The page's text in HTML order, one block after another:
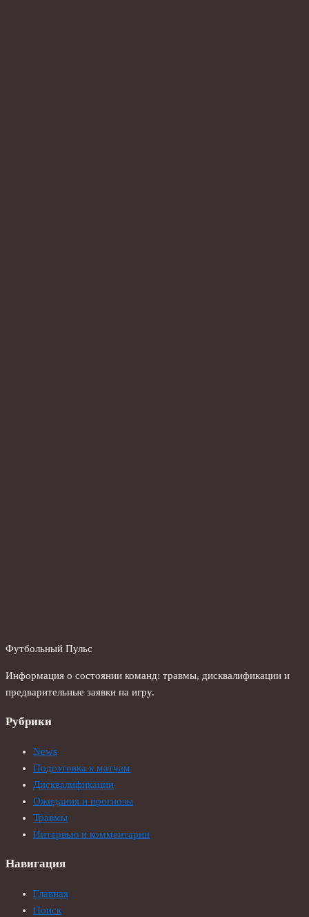
Футбольный Пульс
Информация о состоянии команд: травмы, дисквалификации и
предварительные заявки на игру.
Рубрики
News
Подготовка к матчам
Дисквалификации
Ожидания и прогнозы
Травмы
Интервью и комментарии
Навигация
Главная
Поиск